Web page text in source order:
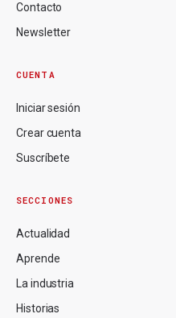
Contacto
Newsletter
CUENTA
Iniciar sesión
Crear cuenta
Suscríbete
SECCIONES
Actualidad
Aprende
La industria
Historias